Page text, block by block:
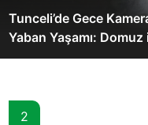
Tunceli’de Gece
Yaban Yaşamı: Domuz
Karede
2